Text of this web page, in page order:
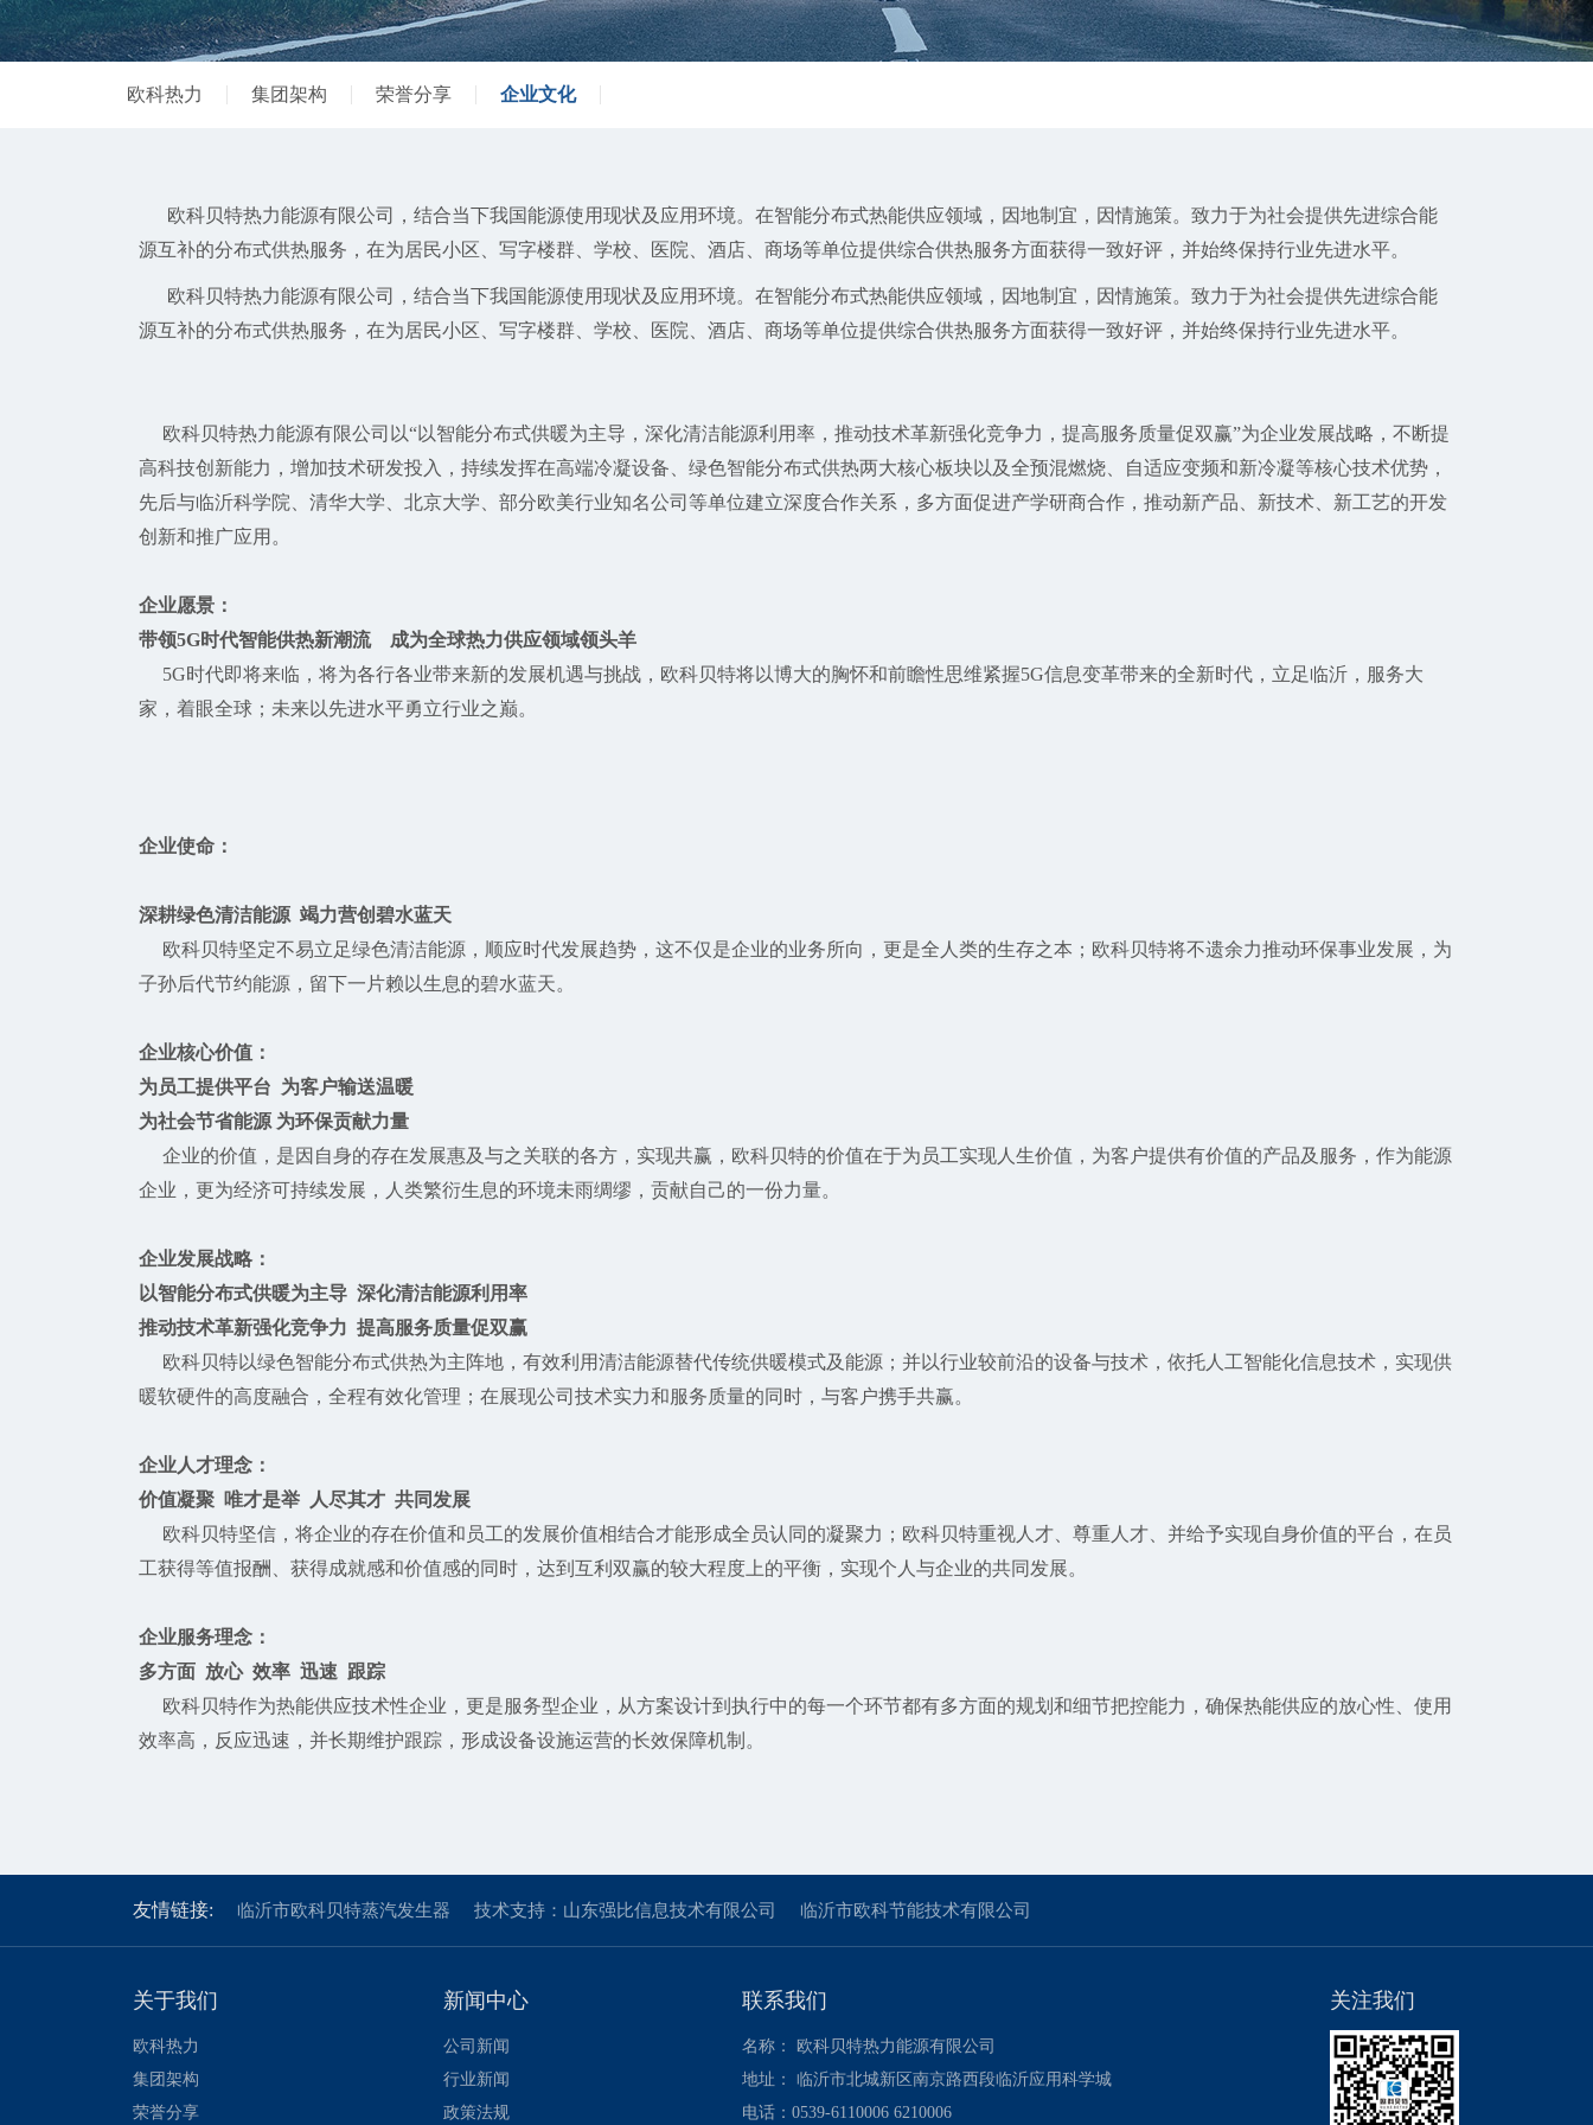
欧科热力 集团架构 荣誉分享 企业文化
欧科贝特热力能源有限公司，结合当下我国能源使用现状及应用环境。在智能分布式热能供应领域，因地制宜，因情施策。致力于为社会提供先进综合能
源互补的分布式供热服务，在为居民小区、写字楼群、学校、医院、酒店、商场等单位提供综合供热服务方面获得一致好评，并始终保持行业先进水平。
欧科贝特热力能源有限公司，结合当下我国能源使用现状及应用环境。在智能分布式热能供应领域，因地制宜，因情施策。致力于为社会提供先进综合能
源互补的分布式供热服务，在为居民小区、写字楼群、学校、医院、酒店、商场等单位提供综合供热服务方面获得一致好评，并始终保持行业先进水平。
欧科贝特热力能源有限公司以“以智能分布式供暖为主导，深化清洁能源利用率，推动技术革新强化竞争力，提高服务质量促双赢”为企业发展战略，不断提
高科技创新能力，增加技术研发投入，持续发挥在高端冷凝设备、绿色智能分布式供热两大核心板块以及全预混燃烧、自适应变频和新冷凝等核心技术优势，
先后与临沂科学院、清华大学、北京大学、部分欧美行业知名公司等单位建立深度合作关系，多方面促进产学研商合作，推动新产品、新技术、新工艺的开发
创新和推广应用。
企业愿景：
带领5G时代智能供热新潮流 成为全球热力供应领域领头羊
5G时代即将来临，将为各行各业带来新的发展机遇与挑战，欧科贝特将以博大的胸怀和前瞻性思维紧握5G信息变革带来的全新时代，立足临沂，服务大
家，着眼全球；未来以先进水平勇立行业之巅。
企业使命：
深耕绿色清洁能源 竭力营创碧水蓝天
欧科贝特坚定不易立足绿色清洁能源，顺应时代发展趋势，这不仅是企业的业务所向，更是全人类的生存之本；欧科贝特将不遗余力推动环保事业发展，为
子孙后代节约能源，留下一片赖以生息的碧水蓝天。
企业核心价值：
为员工提供平台 为客户输送温暖
为社会节省能源 为环保贡献力量
企业的价值，是因自身的存在发展惠及与之关联的各方，实现共赢，欧科贝特的价值在于为员工实现人生价值，为客户提供有价值的产品及服务，作为能源
企业，更为经济可持续发展，人类繁衍生息的环境未雨绸缪，贡献自己的一份力量。
企业发展战略：
以智能分布式供暖为主导 深化清洁能源利用率
推动技术革新强化竞争力 提高服务质量促双赢
欧科贝特以绿色智能分布式供热为主阵地，有效利用清洁能源替代传统供暖模式及能源；并以行业较前沿的设备与技术，依托人工智能化信息技术，实现供
暖软硬件的高度融合，全程有效化管理；在展现公司技术实力和服务质量的同时，与客户携手共赢。
企业人才理念：
价值凝聚 唯才是举 人尽其才 共同发展
欧科贝特坚信，将企业的存在价值和员工的发展价值相结合才能形成全员认同的凝聚力；欧科贝特重视人才、尊重人才、并给予实现自身价值的平台，在员
工获得等值报酬、获得成就感和价值感的同时，达到互利双赢的较大程度上的平衡，实现个人与企业的共同发展。
企业服务理念：
多方面 放心 效率 迅速 跟踪
欧科贝特作为热能供应技术性企业，更是服务型企业，从方案设计到执行中的每一个环节都有多方面的规划和细节把控能力，确保热能供应的放心性、使用
效率高，反应迅速，并长期维护跟踪，形成设备设施运营的长效保障机制。
友情链接: 临沂市欧科贝特蒸汽发生器 技术支持：山东强比信息技术有限公司 临沂市欧科节能技术有限公司
关于我们
欧科热力
集团架构
荣誉分享
新闻中心
公司新闻
行业新闻
政策法规
联系我们
名称： 欧科贝特热力能源有限公司
地址： 临沂市北城新区南京路西段临沂应用科学城
电话：0539-6110006 6210006
关注我们